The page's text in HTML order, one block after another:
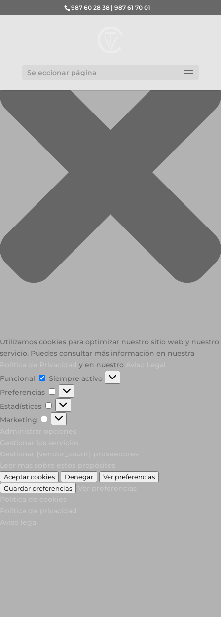
Gestionar el consentimiento de las cookies
Utilizamos cookies para optimizar nuestro sitio web y nuestro
servicio. Puedes consultar más información en nuestra
y en nuestro
Funcional
Funcional
Siempre activo
Preferencias
Preferencias
Estadísticas
Estadísticas
Marketing
Marketing
Aceptar cookies Denegar
Ver preferencias
Guardar preferencias
987 60 28 38 | 987 61 70 01
Seleccionar página